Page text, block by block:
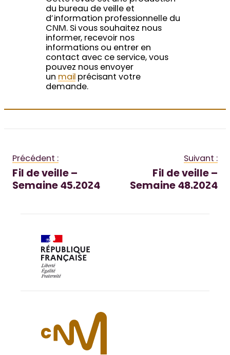
du bureau de veille et
d’information professionnelle du
CNM. Si vous souhaitez nous
informer, recevoir nos
informations ou entrer en
contact avec ce service, vous
pouvez nous envoyer
un mailprécisant votre
demande.
Précédent :
Fil de veille –
Semaine 45.2024
Suivant :
Fil de veille –
Semaine 48.2024